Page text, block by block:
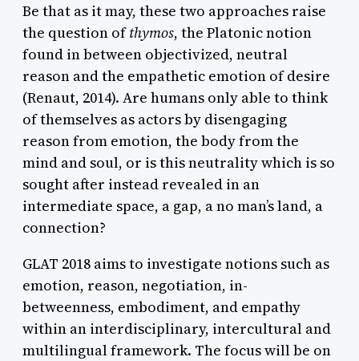
Be that as it may, these two approaches raise
the question ofthymos, the Platonic notion
found in between objectivized, neutral
reason and the empathetic emotion of desire
(Renaut, 2014). Are humans only able to think
of themselves as actors by disengaging
reason from emotion, the body from the
mind and soul, or is this neutrality which is so
sought after instead revealed in an
intermediate space, a gap, a no man’s land, a
connection?
GLAT 2018 aims to investigate notions such as
emotion, reason, negotiation, in-
betweenness, embodiment, and empathy
within an interdisciplinary, intercultural and
multilingual framework. The focus will be on